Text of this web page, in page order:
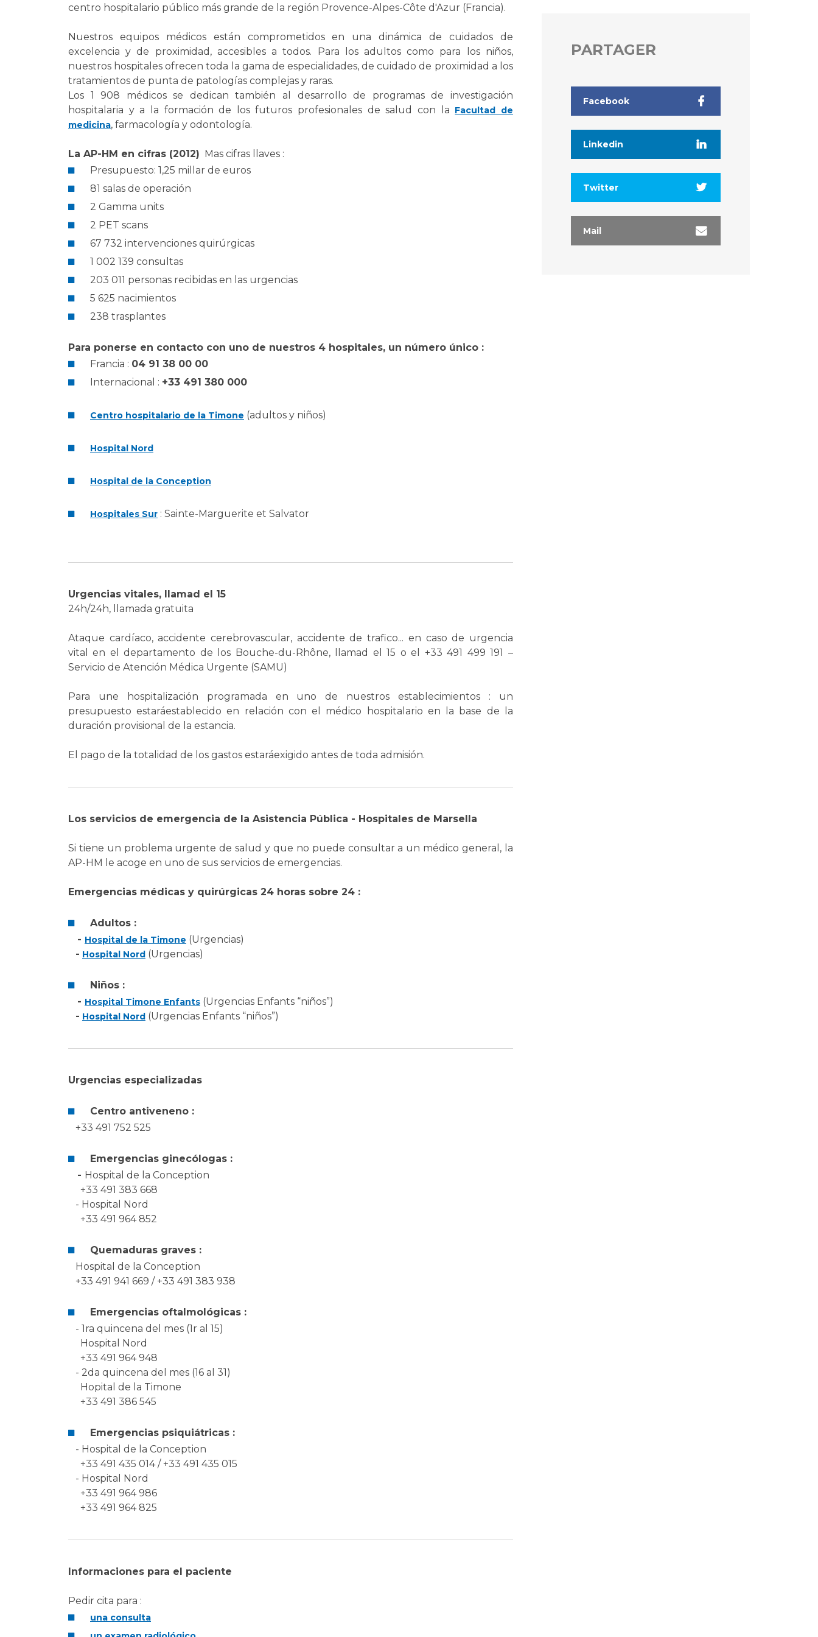
Laïcité et cultes
Livret d'accueil
Salon des familles
Transports sanitaires
Vos droits, vos devoirs
Maternité Hôpital Nord
Les structures de recherche
Maladies Rares
Maladies Rares
centro hospitalario público más grande de la región Provence-Alpes-Côte d'Azur (Francia).
Nuestros equipos médicos están comprometidos en una dinámica de cuidados de
excelencia y de proximidad, accesibles a todos. Para los adultos como para los niños,
nuestros hospitales ofrecen toda la gama de especialidades, de cuidado de proximidad a los
tratamientos de punta de patologías complejas y raras.
Los 1 908 médicos se dedican también al desarrollo de programas de investigación
hospitalaria y a la formación de los futuros profesionales de salud con la Facultad de
medicina, farmacología y odontología.
La AP-HM en cifras (2012) Mas cifras llaves :
Presupuesto: 1,25 millar de euros
81 salas de operación
2 Gamma units
2 PET scans
67 732 intervenciones quirúrgicas
1 002 139 consultas
203 011 personas recibidas en las urgencias
5 625 nacimientos
238 trasplantes
Para ponerse en contacto con uno de nuestros 4 hospitales, un número único :
Francia : 04 91 38 00 00
Internacional : +33 491 380 000
Centro hospitalario de la Timone (adultos y niños)
Hospital Nord
Hospital de la Conception
Hospitales Sur : Sainte-Marguerite et Salvator
Urgencias vitales, llamad el 15
24h/24h, llamada gratuita
Ataque cardíaco, accidente cerebrovascular, accidente de trafico... en caso de urgencia
vital en el departamento de los Bouche-du-Rhône, llamad el 15 o el +33 491 499 191 –
Servicio de Atención Médica Urgente (SAMU)
Para une hospitalización programada en uno de nuestros establecimientos : un
presupuesto estaráestablecido en relación con el médico hospitalario en la base de la
duración provisional de la estancia.
El pago de la totalidad de los gastos estaráexigido antes de toda admisión.
Los servicios de emergencia de la Asistencia Pública - Hospitales de Marsella
Si tiene un problema urgente de salud y que no puede consultar a un médico general, la
AP-HM le acoge en uno de sus servicios de emergencias.
Emergencias médicas y quirúrgicas 24 horas sobre 24 :
Adultos :
- Hospital de la Timone (Urgencias)
- Hospital Nord (Urgencias)
Niños :
- Hospital Timone Enfants (Urgencias Enfants “niños”)
- Hospital Nord (Urgencias Enfants “niños”)
Urgencias especializadas
Centro antiveneno :
+33 491 752 525
Emergencias ginecólogas :
- Hospital de la Conception
+33 491 383 668
- Hospital Nord
+33 491 964 852
Quemaduras graves :
Hospital de la Conception
+33 491 941 669 / +33 491 383 938
Emergencias oftalmológicas :
- 1ra quincena del mes (1r al 15)
Hospital Nord
+33 491 964 948
- 2da quincena del mes (16 al 31)
Hopital de la Timone
+33 491 386 545
Emergencias psiquiátricas :
- Hospital de la Conception
+33 491 435 014 / +33 491 435 015
- Hospital Nord
+33 491 964 986
+33 491 964 825
Informaciones para el paciente
Pedir cita para :
una consulta
PARTAGER
Facebook
Linkedin
Twitter
Mail